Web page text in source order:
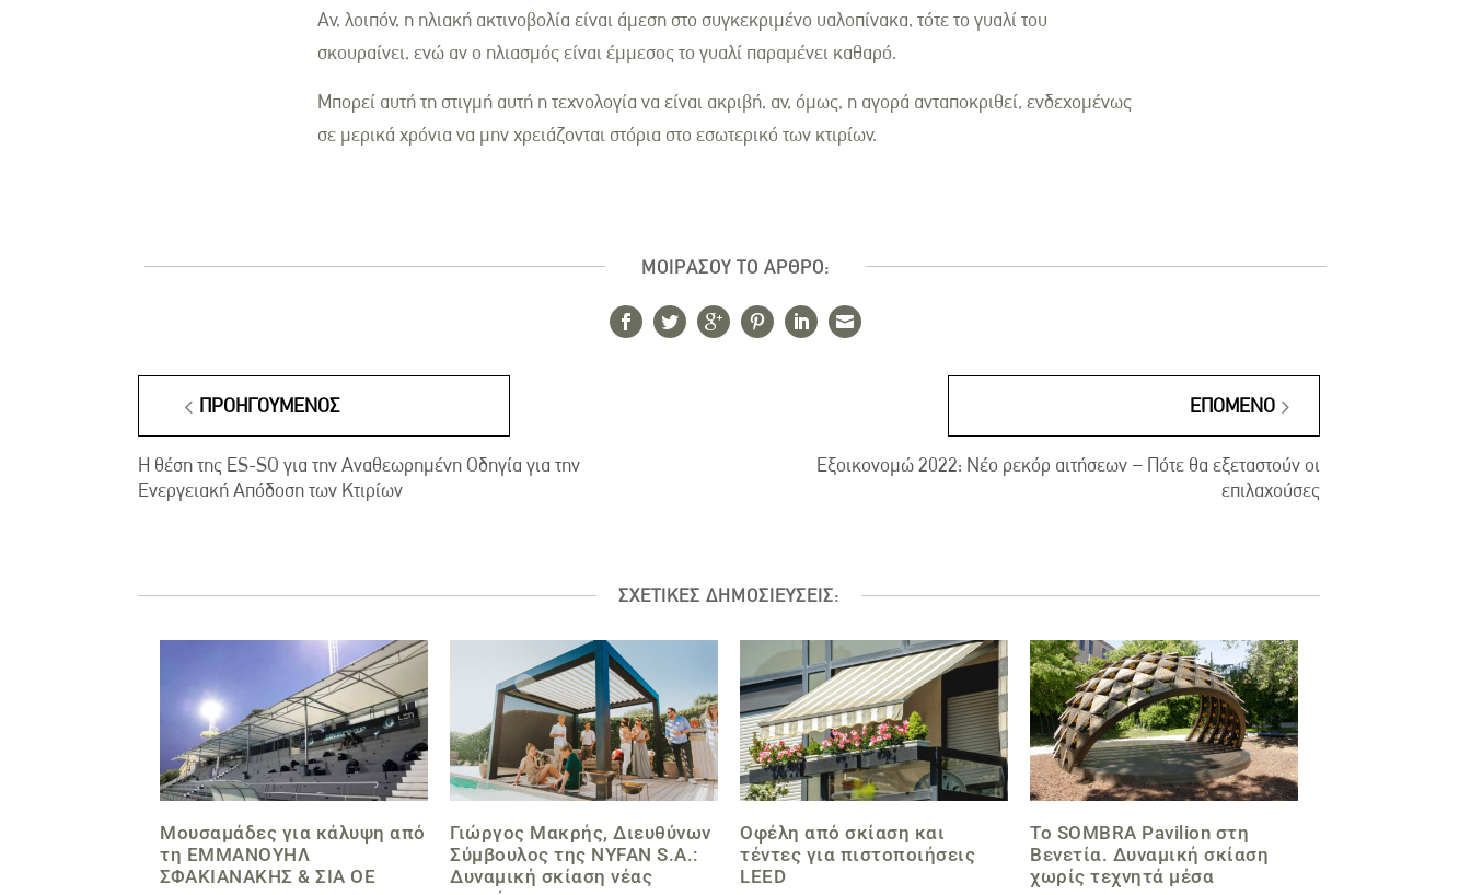
Αν, λοιπόν, η ηλιακή ακτινοβολία είναι άμεση στο συγκεκριμένο υαλοπίνακα, τότε το γυαλί του
σκουραίνει, ενώ αν ο ηλιασμός είναι έμμεσος το γυαλί παραμένει καθαρό.
Μπορεί αυτή τη στιγμή αυτή η τεχνολογία να είναι ακριβή, αν, όμως, η αγορά ανταποκριθεί, ενδεχομένως
σε μερικά χρόνια να μην χρειάζονται στόρια στο εσωτερικό των κτιρίων.
ΜΟΙΡΑΣΟΥ ΤΟ ΑΡΘΡΟ:
ΠΡΟΗΓΟΎΜΕΝΟΣ
Η θέση της ES-SO για την Αναθεωρημένη Οδηγία για την
Ενεργειακή Απόδοση των Κτιρίων
ΕΠΌΜΕΝΟ
Εξοικονομώ 2022: Νέο ρεκόρ αιτήσεων – Πότε θα εξεταστούν οι
επιλαχούσες
ΣΧΕΤΙΚΕΣ ΔΗΜΟΣΙΕΥΣΕΙΣ:
Μουσαμάδες για κάλυψη από
τη EΜΜΑΝΟΥΗΛ
ΣΦΑΚΙΑΝΑΚΗΣ & ΣΙΑ ΟΕ
Γιώργος Μακρής, Διευθύνων
Σύμβουλος της NYFAN S.A.:
Δυναμική σκίαση νέας
Οφέλη από σκίαση και
τέντες για πιστοποιήσεις
LEED
Το SOMBRA Pavilion στη
Βενετία. Δυναμική σκίαση
χωρίς τεχνητά μέσα